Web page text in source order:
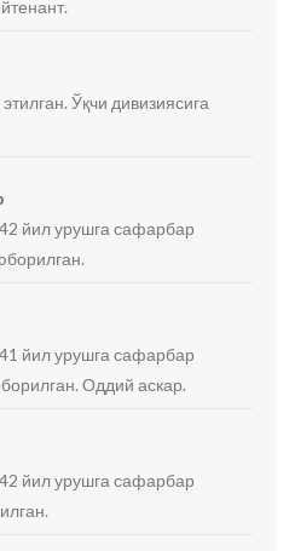
Ўқчи дивизиясига
йил урушга сафарбар
йил урушга сафарбар
Оддий аскар.
йил урушга сафарбар